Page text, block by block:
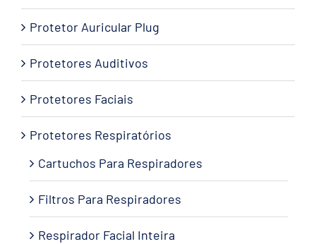
Protetor Auricular Plug
Protetores Auditivos
Protetores Faciais
Protetores Respiratórios
Cartuchos Para Respiradores
Filtros Para Respiradores
Respirador Facial Inteira